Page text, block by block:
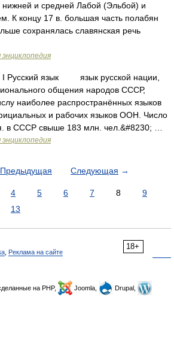
и средней Лабой (Эльбой) и
К концу 17 в. большая часть полабян
сохранялась славянская речь
Русский язык язык русской нации,
общения народов СССР,
наиболее распространённых языков
и рабочих языков ООН. Число
в СССР свыше 183 млн. чел.&#8230; …
Предыдущая Следующая →
4 5 6 7 8
9
13
18+
Реклама на сайте
сделанные на PHP, Joomla,
Drupal,